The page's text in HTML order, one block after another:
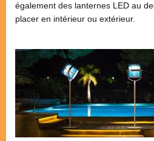
également des lanternes LED au
placer en intérieur ou extérieur.